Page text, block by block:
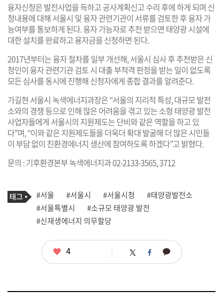
융자신청은 발전사업을 득하고 공사계획신고 수리 후에 하게 되며 신
청내용에 대해 서울시 및 융자 관련기관이 서류를 검토한 후 융자 가
능여부를 통보하게 된다. 융자 가능자로 추천 받으면 태양광 시설에
대한 설치를 완료하고 융자금을 신청하면 된다.
2017년부터는 융자 절차를 일부 개선해, 서울시 심사 후 추천받은 신
청인이 융자 관련기관 검토 시 대출 부적격 판정을 받는 일이 없도록
모든 심사를 동시에 진행해 신청자에게 종합 결과를 알려준다.
가길현 서울시 녹색에너지과장은 “서울의 지리적 특성, 대규모 발전
소와의 경쟁 등으로 인해 많은 어려움을 겪고 있는 소형 태양광 발전
사업자들에게 서울시의 지원제도는 단비와 같은 역할을 하고 있
다”며, “이와 같은 지원제도들을 더욱더 확대 발굴해 더 많은 시민들
이 부담 없이 친환경에너지 생산에 참여하도록 하겠다”고 밝혔다.
문의 : 기후환경본부 녹색에너지과 02-2133-3565, 3712
기
사
관
련
태
태
그
#서울 #서울시 #서울시청
#태양광발전소
#서울특별시
#소규모 태양광 발전
#신재생에너지 의무할당
좋
4 트 페 카